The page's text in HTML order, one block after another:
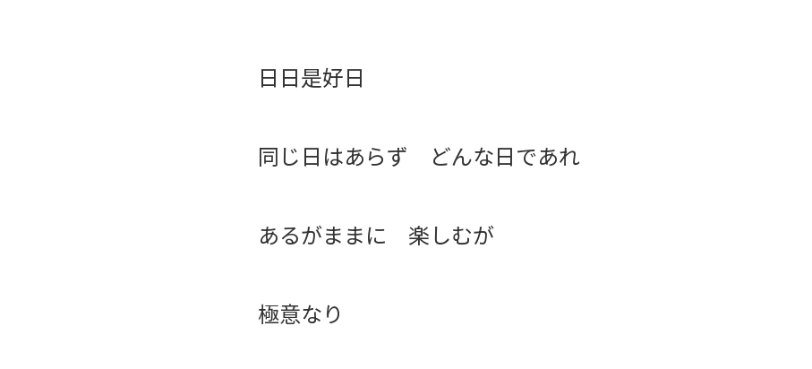
日日是好日
同じ日はあらず どんな日であれ
あるがままに 楽しむが
極意なり